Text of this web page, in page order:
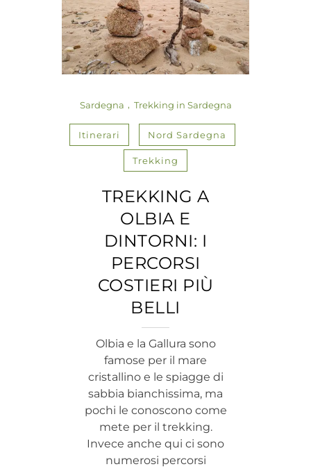
Sardegna Trekking in Sardegna
Itinerari Nord Sardegna
Trekking
TREKKING A
OLBIA E
DINTORNI: I
PERCORSI
COSTIERI PIÙ
BELLI
Olbia e la Gallura sono
famose per il mare
cristallino e le spiagge di
sabbia bianchissima, ma
pochi le conoscono come
mete per il trekking.
Invece anche qui ci sono
numerosi percorsi